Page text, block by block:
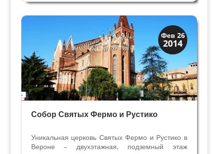
познакомимся с самым крупным Римским
Театром северной Италии. Склон живописного
холма Св.Петра в Вероне был...
Фев 26
2014
Верона
Экскурсии
Собор Святых Фермо и Рустико
Уникальная церковь Святых Фермо и Рустико в
Вероне – двухэтажная, подземный этаж